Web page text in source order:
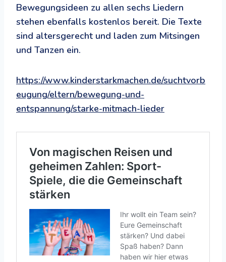
Bewegungsideen zu allen sechs Liedern
stehen ebenfalls kostenlos bereit. Die Texte
sind altersgerecht und laden zum Mitsingen
und Tanzen ein.
https://www.kinderstarkmachen.de/suchtvorb
eugung/eltern/bewegung-und-
entspannung/starke-mitmach-lieder